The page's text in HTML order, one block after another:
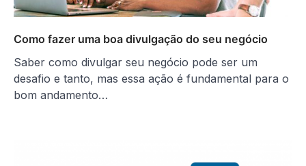
Como fazer uma boa divulgação do seu negócio
Saber como divulgar seu negócio pode ser um
desafio e tanto, mas essa ação é fundamental para o
bom andamento…